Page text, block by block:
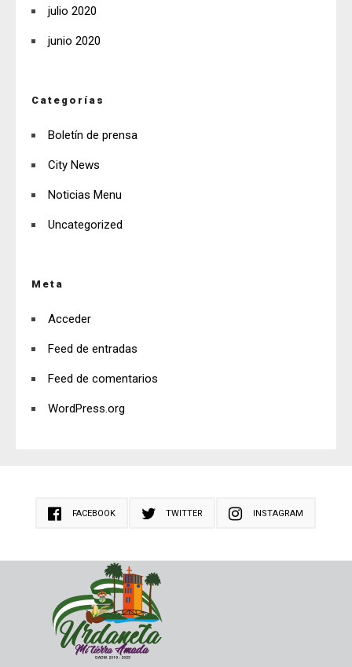
julio 2020
junio 2020
Categorías
Boletín de prensa
City News
Noticias Menu
Uncategorized
Meta
Acceder
Feed de entradas
Feed de comentarios
WordPress.org
FACEBOOK TWITTER INSTAGRAM